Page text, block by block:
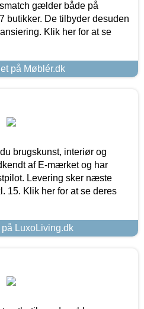
gælder både på
butikker. De tilbyder desuden
Klik her for at se
på Møblér.dk
brugskunst, interiør og
af E-mærket og har
Levering sker næste
15. Klik her for at se deres
LuxoLiving.dk